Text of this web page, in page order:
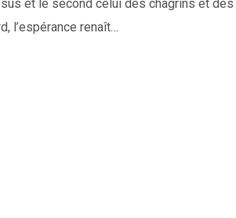
et le second celui des chagrins et des
l’espérance renaît…